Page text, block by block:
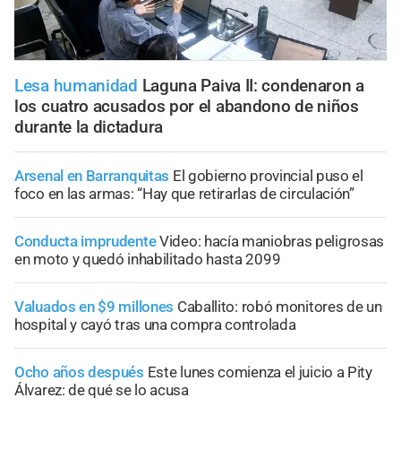
Lesa humanidad Laguna Paiva II: condenaron a
los cuatro acusados por el abandono de niños
durante la dictadura
Arsenal en Barranquitas El gobierno provincial puso el
foco en las armas: “Hay que retirarlas de circulación”
Conducta imprudenteVideo: hacía maniobras peligrosas
en moto y quedó inhabilitado hasta 2099
Valuados en $9 millones Caballito: robó monitores de un
hospital y cayó tras una compra controlada
Ocho años después Este lunes comienza el juicio a Pity
Álvarez: de qué se lo acusa